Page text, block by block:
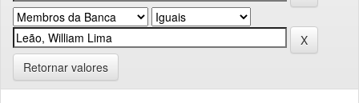
Retornar valores